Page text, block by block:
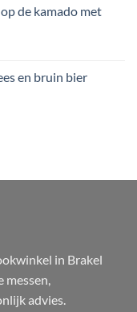
de kamado met
en bruin bier
in Brakel
messen,
advies.